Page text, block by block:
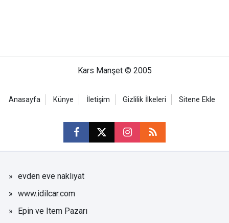
Kars Manşet © 2005
Anasayfa Künye İletişim Gizlilik İlkeleri Sitene Ekle
evden eve nakliyat
www.idilcar.com
Epin ve Item Pazarı